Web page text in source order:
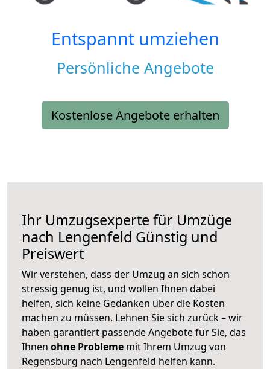
Entspannt umziehen
Persönliche Angebote
Kostenlose Angebote erhalten
Ihr Umzugsexperte für Umzüge
nach Lengenfeld Günstig und
Preiswert
Wir verstehen, dass der Umzug an sich schon
stressig genug ist, und wollen Ihnen dabei
helfen, sich keine Gedanken über die Kosten
machen zu müssen. Lehnen Sie sich zurück – wir
haben garantiert passende Angebote für Sie, das
Ihnen ohne Probleme mit Ihrem Umzug von
Regensburg nach Lengenfeld helfen kann.